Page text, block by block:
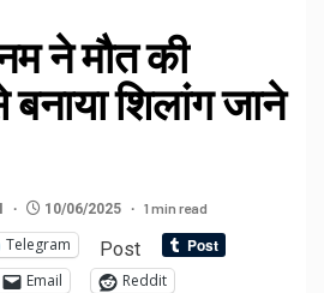
ने मौत की
शिलांग जाने
10/06/2025 1 min read
Telegram Post
Email
Reddit